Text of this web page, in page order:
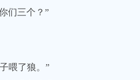
们三个？”
喂了狼。”